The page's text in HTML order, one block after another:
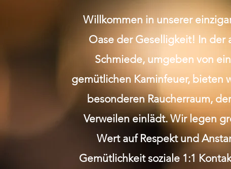
Willkommen in unserer
Oase der Geselligkeit! In der
Schmiede, umgeben von
gemütlichen Kaminfeuer, bieten
besonderen Raucherraum,
Verweilen einlädt. Wir legen
Wert auf Respekt und
Gemütlichkeit soziale 1:1